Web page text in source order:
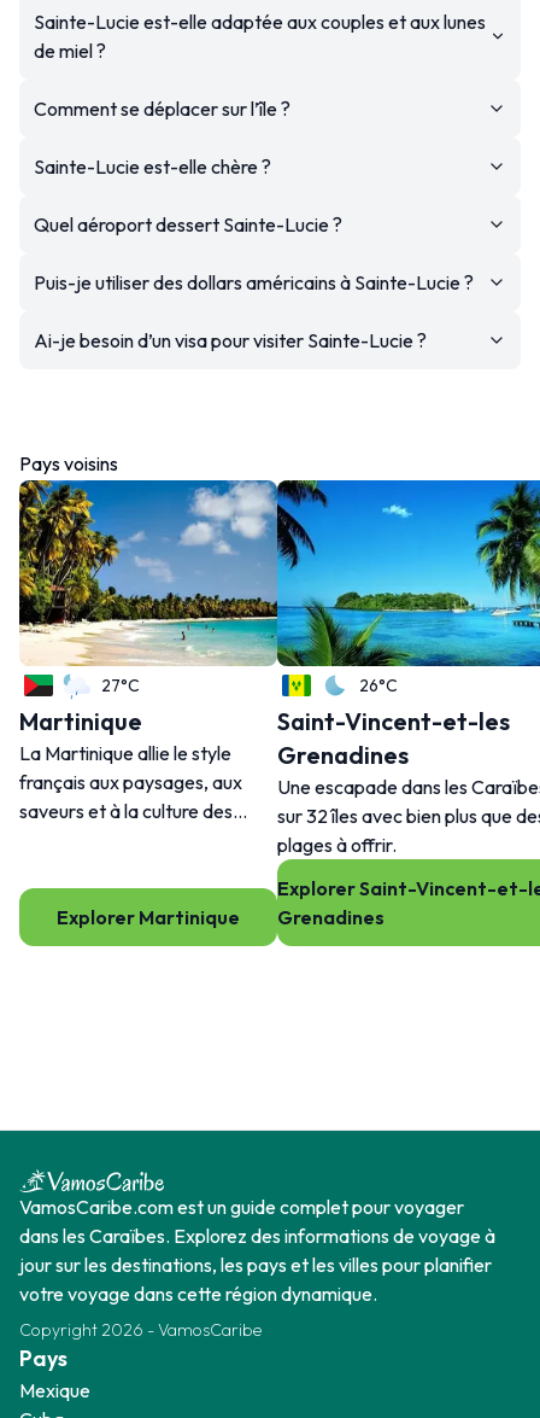
Sainte-Lucie est-elle adaptée aux couples et aux lunes
de miel ?
Comment se déplacer sur l’île ?
Sainte-Lucie est-elle chère ?
Quel aéroport dessert Sainte-Lucie ?
Puis-je utiliser des dollars américains à Sainte-Lucie ?
Ai-je besoin d’un visa pour visiter Sainte-Lucie ?
Pays voisins
27°C
Martinique
La Martinique allie le style
français aux paysages, aux
saveurs et à la culture des
Explorer Martinique
26°C
Saint-Vincent-et-les
Grenadines
Une escapade dans les
sur 32 îles avec bien plus que
plages à offrir.
Explorer Saint-Vincent-et-
Grenadines
VamosCaribe.com est un guide complet pour voyager
dans les Caraïbes. Explorez des informations de voyage à
jour sur les destinations, les pays et les villes pour planifier
votre voyage dans cette région dynamique.
Copyright 2026 -VamosCaribe
Pays
Mexique